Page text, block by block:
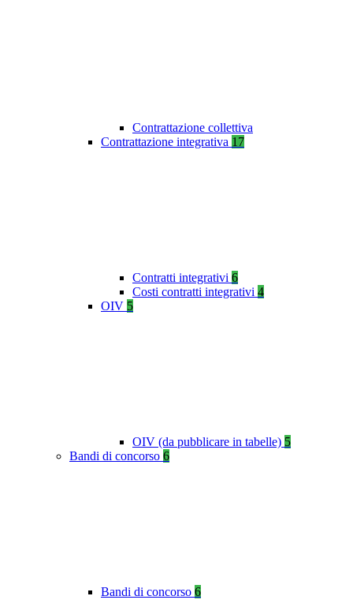
Contrattazione collettiva
Contrattazione integrativa 17
Contratti integrativi 6
Costi contratti integrativi 4
OIV 5
OIV (da pubblicare in tabelle) 5
Bandi di concorso 6
Bandi di concorso 6